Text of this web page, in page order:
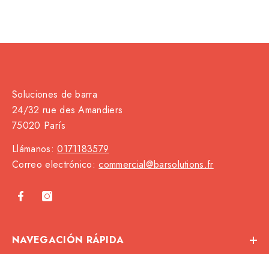
Soluciones de barra
24/32 rue des Amandiers
75020 París
Llámanos:0171183579
Correo electrónico:commercial@barsolutions.fr
NAVEGACIÓN RÁPIDA